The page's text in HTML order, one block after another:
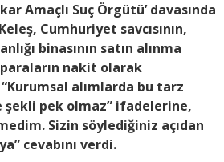
Amaçlı Suç Örgütü’ davasında
Cumhuriyet savcısının,
binasının satın alınma
nakit olarak
alımlarda bu tarz
pek olmaz” ifadelerine,
Sizin söylediğiniz açıdan
cevabını verdi.